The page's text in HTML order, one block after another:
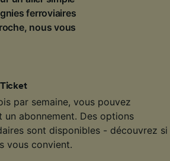
ferroviaires
nous vous
Ticket
par semaine, vous pouvez
abonnement. Des options
sont disponibles - découvrez si
vous convient.